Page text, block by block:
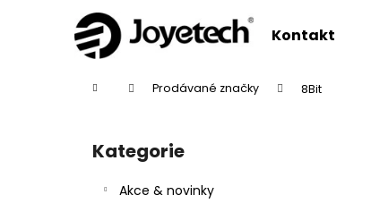
Kontakt
Domů Prodávané značky 8Bit
Přeskočit
kategorie
Kategorie
Akce & novinky
Zpět
Zpět